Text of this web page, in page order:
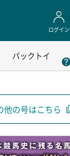
ログイン
パックトイ
他の号はこちら